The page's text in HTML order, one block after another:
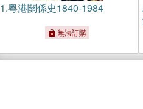
1.粵港關係史1840-1984
無法訂購